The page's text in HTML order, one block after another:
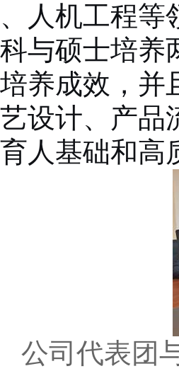
人机工程等
与硕士培养
养成效，并
设计、产品
人基础和高
公司代表团